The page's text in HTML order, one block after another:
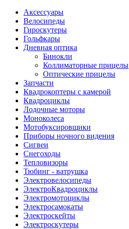
Аксессуары
Велосипеды
Гироскутеры
Гольфкары
Дневная оптика
Бинокли
Коллиматорные прицелы
Оптические прицелы
Запчасти
Квадрокоптеры с камерой
Квадроциклы
Лодочные моторы
Моноколеса
Мотобуксировщики
Приборы ночного видения
Сигвеи
Снегоходы
Тепловизоры
Тюбинг - ватрушка
Электровелосипеды
ЭлектроКвадроциклы
Электромотоциклы
Электросамокаты
Электроскейты
Электроскутеры